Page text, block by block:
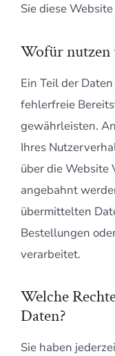
Sie diese
Wofür
Ein Teil der
fehlerfreie
gewährleisten.
Ihres
über die Website
angebahnt
übermittelten
Bestellungen
verarbeitet.
Welche
Daten?
Sie haben